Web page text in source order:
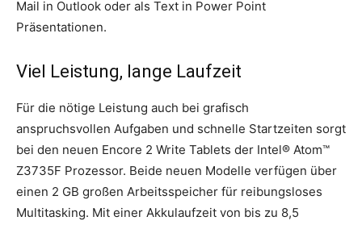
Mail in Outlook oder als Text in Power Point
Präsentationen.
Viel Leistung, lange Laufzeit
Für die nötige Leistung auch bei grafisch
anspruchsvollen Aufgaben und schnelle Startzeiten sorgt
bei den neuen Encore 2 Write Tablets der Intel® Atom™
Z3735F Prozessor. Beide neuen Modelle verfügen über
einen 2 GB großen Arbeitsspeicher für reibungsloses
Multitasking. Mit einer Akkulaufzeit von bis zu 8,5